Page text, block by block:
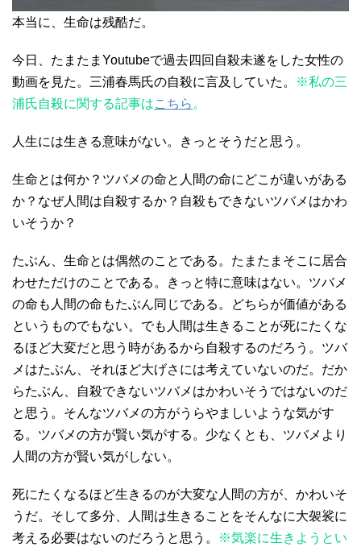
本当に、生命は残酷だ。
今日、たまたまYoutubeで過去四回自殺未遂をした女性の
動画を見た。三浦春馬氏の自殺に言及していた。
※私の三
浦氏自殺に関する記事はこちら 。
人生には生きる意味がない。きっとそうだと思う。
生命とは何か？ツバメの命と人間の命にどこが違いがある
か？なぜ人間は自殺するか？自殺もできないツバメはかわ
いそうか？
たぶん、生命とは偶然のことである。たまたまそこに居合
わせただけのことである。きっと特に意味はない。ツバメ
の命も人間の命もたぶん同じである。どちらが価値がある
というものでもない。でも人間は生きることが死にたくな
るほど大変だと思う時があるから自殺するのだろう。ツバ
メはたぶん、それほど大げさには考えていないのだ。だか
らたぶん、自殺できないツバメはかわいそうではないのだ
と思う。そんなツバメの方がうらやましいような気がす
る。ツバメの方が賢い気がする。少なくとも、ツバメより
人間の方が賢い気がしない。
死にたくなるほど生きるのが大変な人間の方が、かわいそ
うだ。そして多分、人間は生きることをそんなに大袈裟に
考える必要はないのだろうと思う。
※気楽に生きようとい